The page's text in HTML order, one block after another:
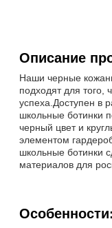
Описание
Наши черные
подходят для
успеха.Доступен в
школьные ботинки
черный цвет и
элементом
школьные ботинки
материалов для
Особенности: